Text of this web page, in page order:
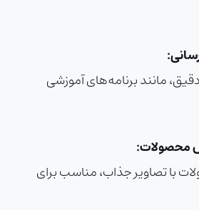
دقیق، مانند برنامه‌های آموزشی
محصولات:
با تصاویر جذاب، مناسب برای